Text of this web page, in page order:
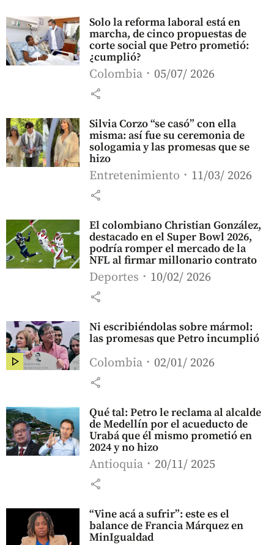
Solo la reforma laboral está en
marcha, de cinco propuestas de
corte social que Petro prometió:
¿cumplió?
Colombia 05/07/ 2026
share
Silvia Corzo “se casó” con ella
misma: así fue su ceremonia de
sologamia y las promesas que se
hizo
Entretenimiento 11/03/ 2026
share
El colombiano Christian González,
destacado en el Super Bowl 2026,
podría romper el mercado de la
NFL al firmar millonario contrato
Deportes 10/02/ 2026
share
Ni escribiéndolas sobre mármol:
las promesas que Petro incumplió
Colombia 02/01/ 2026
share
Qué tal: Petro le reclama al alcalde
de Medellín por el acueducto de
Urabá que él mismo prometió en
2024 y no hizo
Antioquia 20/11/ 2025
share
“Vine acá a sufrir”: este es el
balance de Francia Márquez en
MinIgualdad